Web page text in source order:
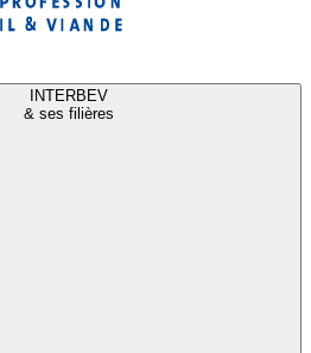
INTERBEV
& ses filières